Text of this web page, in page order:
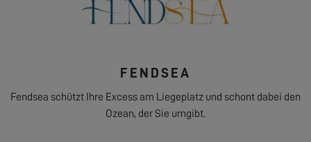
FENDSEA
Fendsea schützt Ihre Excess am Liegeplatz und schont dabei den
Ozean, der Sie umgibt.